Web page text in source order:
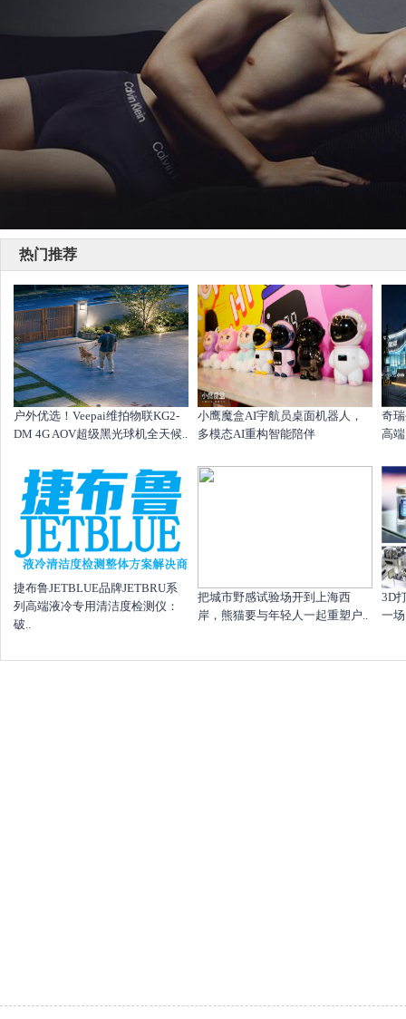
热门推荐
户外优选！Veepai维拍物联KG2-
DM 4G AOV超级黑光球机全天候..
小鹰魔盒AI宇航员桌面机器人，
多模态AI重构智能陪伴
奇
高
捷布鲁JETBLUE品牌JETBRU系
列高端液冷专用清洁度检测仪：
破..
把城市野感试验场开到上海西
岸，熊猫要与年轻人一起重塑户..
​3D
一